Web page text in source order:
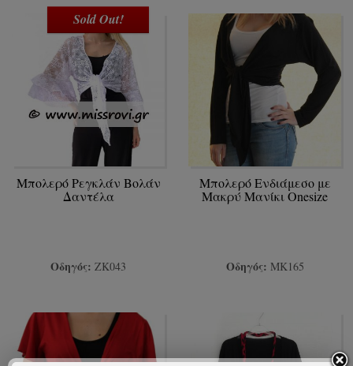
Sold Out!
Μπολερό Ρεγκλάν Βολάν
Δαντέλα
Οδηγός: ΖΚ043
Mπολερό Ενδιάμεσο με
Μακρύ Mανίκι Onesize
Οδηγός: ΜΚ165